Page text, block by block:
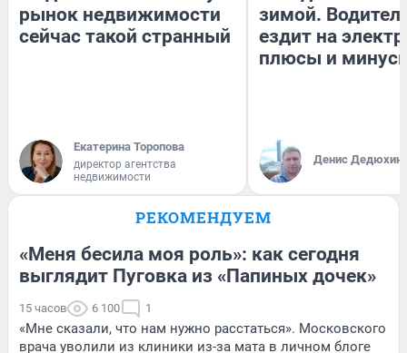
рынок недвижимости
сейчас такой странный
Екатерина Торопова
директор агентства
недвижимости
зимой.
ездит на
плюсы и
Денис Дедюхин
РЕКОМЕНДУЕМ
«Меня бесила моя роль»: как сегодня
выглядит Пуговка из «Папиных дочек»
15 часов 6 100 1
«Мне сказали, что нам нужно расстаться». Московского
врача уволили из клиники из-за мата в личном блоге